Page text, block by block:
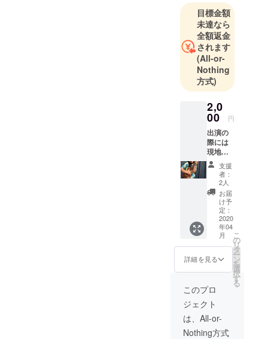
目標金額
未達なら
全額返金
されます
(All-or-
Nothing
方式)
2,0
00 円
出演の
際には
現地で
の動画
と、9才
の娘よ
り、心
を込め
てお礼
のカー
ドを送
りたい
と思い
ます。
支援
者：
2人
お届
け予
定：
2020
年04
月
詳細を見る
こ
の
リ
タ
ー
ン
を
選
択
す
る
このプロ
ジェクト
は、All-or-
Nothing方式